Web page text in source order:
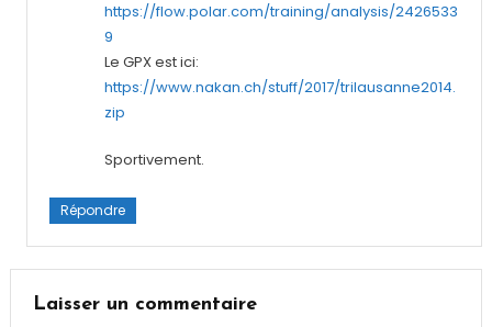
https://flow.polar.com/training/analysis/2426533
9
Le GPX est ici:
https://www.nakan.ch/stuff/2017/trilausanne2014.
zip
Sportivement.
Répondre
Laisser un commentaire